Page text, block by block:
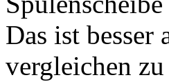
Das ist besser
vergleichen